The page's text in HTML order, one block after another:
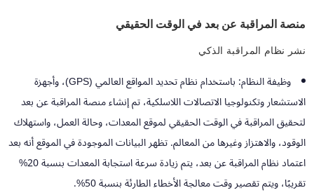
منصة المراقبة عن بعد في الوقت الحقيقي
نشر نظام المراقبة الذكي
وظيفة النظام:
باستخدام نظام تحديد المواقع العالمي (GPS)، وأجهزة
الاستشعار وتكنولوجيا الاتصالات اللاسلكية، تم إنشاء منصة المراقبة عن بعد
لتحقيق المراقبة في الوقت الحقيقي لموقع المعدات، وحالة العمل، واستهلاك
الوقود، والاهتزاز وغيرها من المعالم. تظهر البيانات الموجودة في الموقع أنه بعد
اعتماد نظام المراقبة عن بعد، يتم زيادة سرعة استجابة المعدات بنسبة 20%
تقريبًا، ويتم تقصير وقت معالجة الأخطاء الطارئة بنسبة 50%.